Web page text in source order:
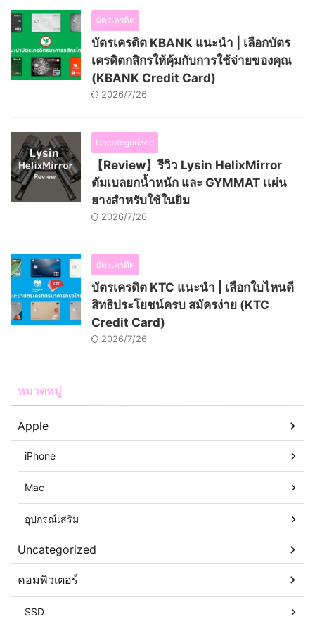
บัตรเครดิต
บัตรเครดิต KBANK แนะนำ | เลือกบัตร
เครดิตกสิกรให้คุ้มกับการใช้จ่ายของคุณ
(KBANK Credit Card)
2026/7/26
Uncategorized
【Review】รีวิว Lysin HelixMirror
ดัมเบลยกน้ำหนัก และ GYMMAT เเผ่น
ยางสำหรับใช้ในยิม
2026/7/26
บัตรเครดิต
บัตรเครดิต KTC แนะนำ | เลือกใบไหนดี
สิทธิประโยชน์ครบ สมัครง่าย (KTC
Credit Card)
2026/7/26
หมวดหมู่
Apple
iPhone
Mac
อุปกรณ์เสริม
Uncategorized
คอมพิวเตอร์
SSD